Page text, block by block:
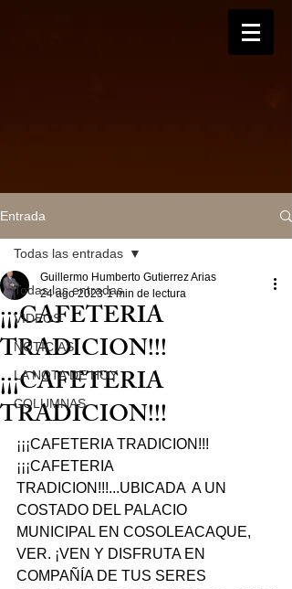
Entrada
Todas las entradas
VIDEOS
NOTICIAS
LA NOTA DE HOY
COLUMNAS
Todas las entradas
¡¡¡CAFETERIA
TRADICION!!!
¡¡¡CAFETERIA
TRADICION!!!
Guillermo Humberto Gutierrez Arias
24 ago 2023 1 min de lectura
¡¡¡CAFETERIA TRADICION!!!
¡¡¡CAFETERIA
TRADICION!!!...UBICADA  A UN
COSTADO DEL PALACIO
MUNICIPAL EN COSOLEACAQUE,
VER. ¡VEN Y DISFRUTA EN
COMPAÑÍA DE TUS SERES